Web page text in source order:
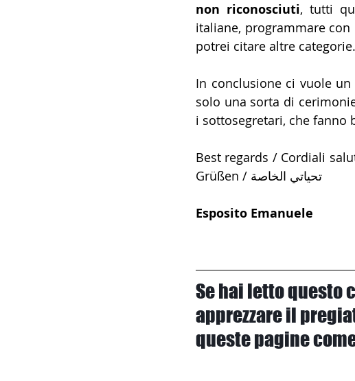
non riconosciuti, tutti
italiane, programmare
potrei citare altre categorie.
In conclusione ci vuole un
solo una sorta di
i sottosegretari, che fanno
Best regards / Cordiali
Grüßen / تحياتي الخاصة
Esposito Emanuele
Se hai letto questo
apprezzare il
queste pagine